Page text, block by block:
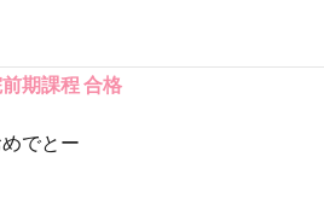
前期課程 合格
でとー